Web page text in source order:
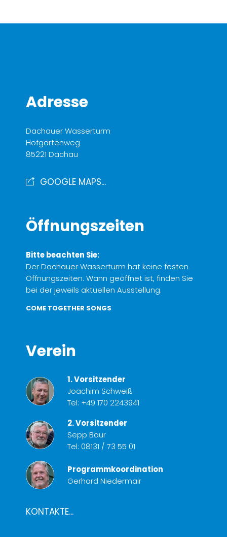
Adresse
Dachauer Wasserturm
Hofgartenweg
85221 Dachau
GOOGLE MAPS...
Öffnungszeiten
Bitte beachten Sie:
Der Dachauer Wasserturm hat keine festen
Öffnungszeiten. Wann geöffnet ist, finden Sie
bei der jeweils aktuellen Ausstellung.
COME TOGETHER SONGS
Verein
1. Vorsitzender
Joachim Schweiß
Tel: +49 170 2243941
2. Vorsitzender
Sepp Baur
Tel: 08131 / 73 55 01
Programmkoordination
Gerhard Niedermair
KONTAKTE...